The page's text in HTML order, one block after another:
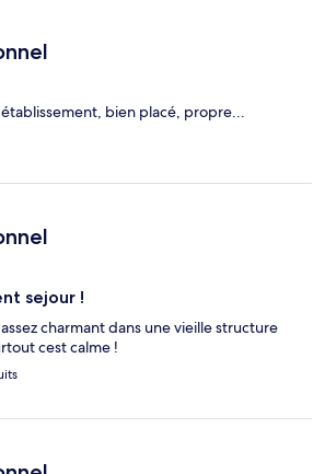
bien placé, propre...
sejour !
charmant dans une vieille structure
cest calme !